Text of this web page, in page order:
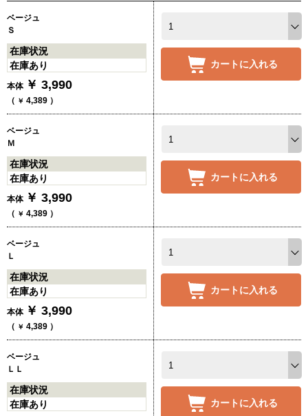
ベージュ
Ｓ
在庫状況
在庫あり
本体 ￥ 3,990
（ ￥ 4,389 ）
カートに入れる
ベージュ
Ｍ
在庫状況
在庫あり
本体 ￥ 3,990
（ ￥ 4,389 ）
カートに入れる
ベージュ
Ｌ
在庫状況
在庫あり
本体 ￥ 3,990
（ ￥ 4,389 ）
カートに入れる
ベージュ
ＬＬ
在庫状況
在庫あり
カートに入れる